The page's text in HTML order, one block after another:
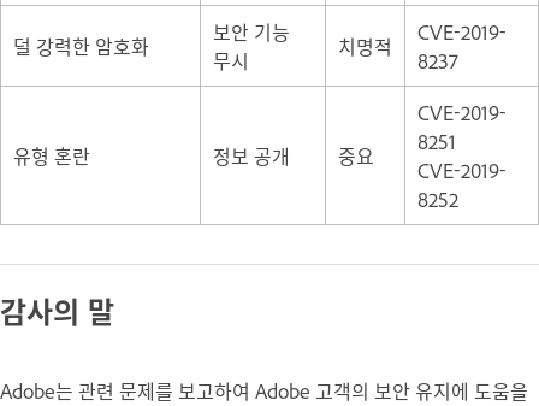
덜 강력한 암호화
보안 기능
무시
치명적
CVE-2019-
8237
유형 혼란 정보 공개 중요
CVE-2019-
8251
CVE-2019-
8252
감사의 말
Adobe는 관련 문제를 보고하여 Adobe 고객의 보안 유지에 도움을